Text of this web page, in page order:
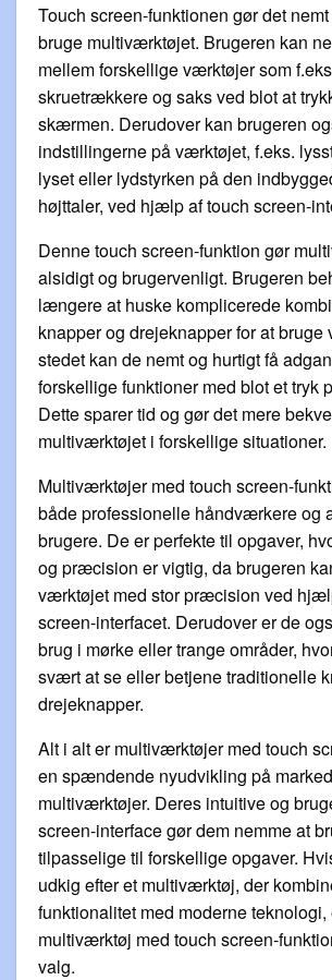
Touch screen-funktionen gør det
bruge multiværktøjet. Brugeren kan
mellem forskellige værktøjer som
skruetrækkere og saks ved blot at
skærmen. Derudover kan brugeren
indstillingerne på værktøjet, f.eks.
lyset eller lydstyrken på den
højttaler, ved hjælp af touch screen-
Denne touch screen-funktion gør
alsidigt og brugervenligt. Brugeren
længere at huske komplicerede
knapper og drejeknapper for at bruge
stedet kan de nemt og hurtigt få
forskellige funktioner med blot et tryk
Dette sparer tid og gør det mere
multiværktøjet i forskellige situationer.
Multiværktøjer med touch screen-
både professionelle håndværkere og
brugere. De er perfekte til opgaver,
og præcision er vigtig, da brugeren
værktøjet med stor præcision ved
screen-interfacet. Derudover er de
brug i mørke eller trange områder,
svært at se eller betjene traditionelle
drejeknapper.
Alt i alt er multiværktøjer med touch
en spændende nyudvikling på
multiværktøjer. Deres intuitive og
screen-interface gør dem nemme at
tilpasselige til forskellige opgaver.
udkig efter et multiværktøj, der
funktionalitet med moderne teknologi,
multiværktøj med touch screen-
valg.